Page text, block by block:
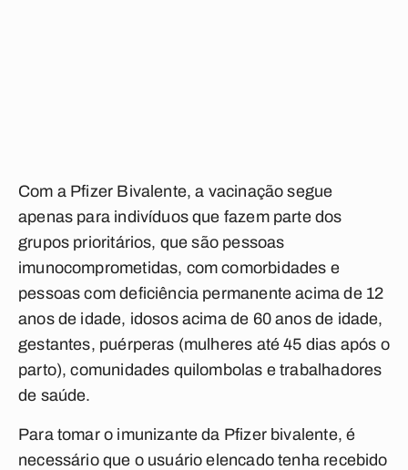
Com a Pfizer Bivalente, a vacinação segue
apenas para indivíduos que fazem parte dos
grupos prioritários, que são pessoas
imunocomprometidas, com comorbidades e
pessoas com deficiência permanente acima de 12
anos de idade, idosos acima de 60 anos de idade,
gestantes, puérperas (mulheres até 45 dias após o
parto), comunidades quilombolas e trabalhadores
de saúde.
Para tomar o imunizante da Pfizer bivalente, é
necessário que o usuário elencado tenha recebido